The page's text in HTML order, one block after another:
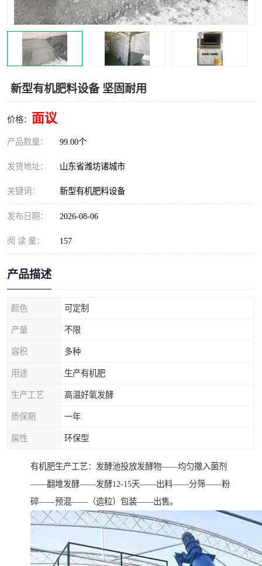
新型有机肥料设备 坚固耐用
价格： 面议
产品数量： 99.00个
发货地址： 山东省潍坊诸城市
关键词： 新型有机肥料设备
发布日期： 2026-08-06
阅 读 量： 157
产品描述
颜色 可定制
产量 不限
容积 多种
用途 生产有机肥
生产工艺 高温好氧发酵
质保期 一年
属性 环保型
有机肥生产工艺：发酵池投放发酵物——均匀撒入菌剂
——翻堆发酵——发酵12-15天——出料——分筛——粉
碎——预混——（造粒）包装——出售。